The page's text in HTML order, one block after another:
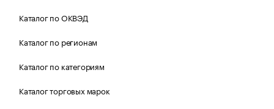
Каталог по ОКВЭД
Каталог по регионам
Каталог по категориям
Каталог торговых марок